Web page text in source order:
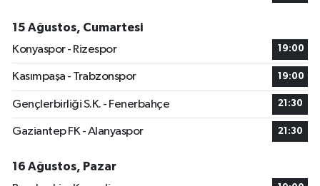
15 Ağustos, Cumartesi
Konyaspor - Rizespor
19:00
Kasımpaşa - Trabzonspor 19:00
Gençlerbirliği S.K. - Fenerbahçe 21:30
Gaziantep FK - Alanyaspor 21:30
16 Ağustos, Pazar